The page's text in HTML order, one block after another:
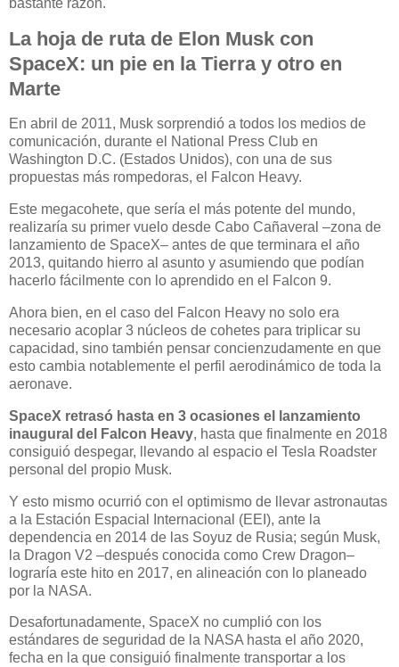
La hoja de ruta de Elon Musk con
SpaceX: un pie en la Tierra y otro en
Marte
En abril de 2011, Musk sorprendió a todos los medios de
comunicación, durante el National Press Club en
Washington D.C. (Estados Unidos), con una de sus
propuestas más rompedoras, el Falcon Heavy.
Este megacohete, que sería el más potente del mundo,
realizaría su primer vuelo desde Cabo Cañaveral –zona de
lanzamiento de SpaceX– antes de que terminara el año
2013, quitando hierro al asunto y asumiendo que podían
hacerlo fácilmente con lo aprendido en el Falcon 9.
Ahora bien, en el caso del Falcon Heavy no solo era
necesario acoplar 3 núcleos de cohetes para triplicar su
capacidad, sino también pensar concienzudamente en que
esto cambia notablemente el perfil aerodinámico de toda la
aeronave.
SpaceX retrasó hasta en 3 ocasiones el lanzamiento
inaugural del Falcon Heavy, hasta que finalmente en 2018
consiguió despegar, llevando al espacio el Tesla Roadster
personal del propio Musk.
Y esto mismo ocurrió con el optimismo de llevar astronautas
a la Estación Espacial Internacional (EEI), ante la
dependencia en 2014 de las Soyuz de Rusia; según Musk,
la Dragon V2 –después conocida como Crew Dragon–
lograría este hito en 2017, en alineación con lo planeado
por la NASA.
Desafortunadamente, SpaceX no cumplió con los
estándares de seguridad de la NASA hasta el año 2020,
fecha en la que consiguió finalmente transportar a los